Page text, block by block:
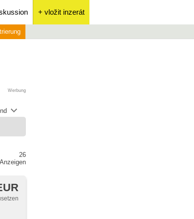
+ vložit inzerát
Werbung
26
Anzeigen